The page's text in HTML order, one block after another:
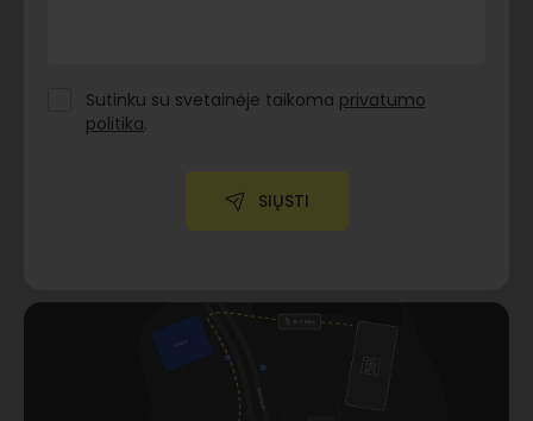
Sutinku su svetainėje taikoma privatumo
politika.
SIŲSTI